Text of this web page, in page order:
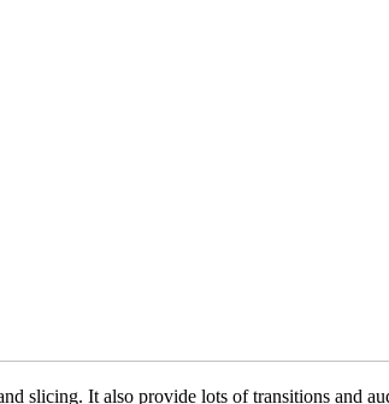
slicing. It also provide lots of transitions and